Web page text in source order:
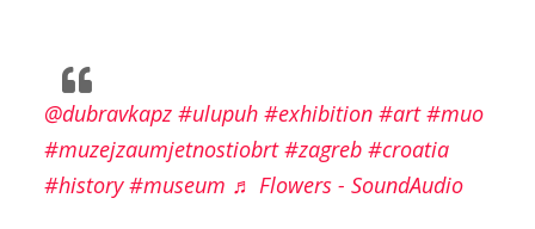
@dubravkapz #ulupuh #exhibition #art #muo
#muzejzaumjetnostiobrt #zagreb #croatia
#history #museum ♬ Flowers - SoundAudio